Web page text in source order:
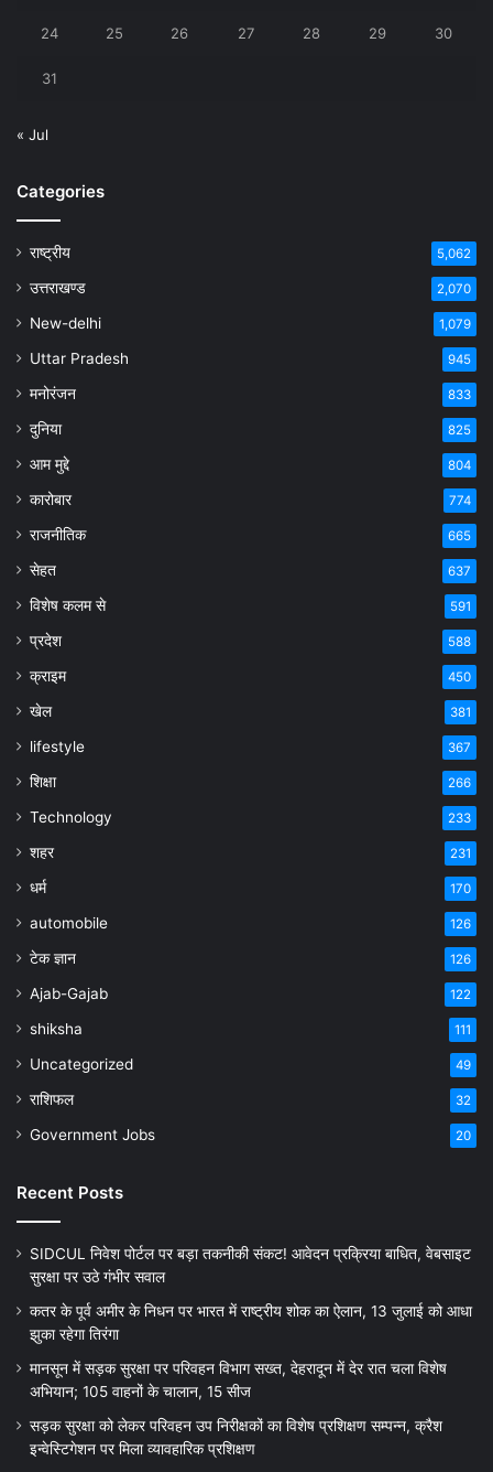
24 25 26 27 28 29 30
31
« Jul
Categories
राष्ट्रीय 5,062
उत्तराखण्ड 2,070
New-delhi 1,079
Uttar Pradesh 945
मनोरंजन 833
दुनिया 825
आम मुद्दे 804
कारोबार 774
राजनीतिक 665
सेहत 637
विशेष कलम से 591
प्रदेश 588
क्राइम 450
खेल 381
lifestyle 367
शिक्षा 266
Technology 233
शहर 231
धर्म 170
automobile 126
टेक ज्ञान 126
Ajab-Gajab 122
shiksha 111
Uncategorized 49
राशिफल 32
Government Jobs 20
Recent Posts
SIDCUL निवेश पोर्टल पर बड़ा तकनीकी संकट! आवेदन प्रक्रिया बाधित, वेबसाइट
सुरक्षा पर उठे गंभीर सवाल
कतर के पूर्व अमीर के निधन पर भारत में राष्ट्रीय शोक का ऐलान, 13 जुलाई को आधा
झुका रहेगा तिरंगा
मानसून में सड़क सुरक्षा पर परिवहन विभाग सख्त, देहरादून में देर रात चला विशेष
अभियान; 105 वाहनों के चालान, 15 सीज
सड़क सुरक्षा को लेकर परिवहन उप निरीक्षकों का विशेष प्रशिक्षण सम्पन्न, क्रैश
इन्वेस्टिगेशन पर मिला व्यावहारिक प्रशिक्षण